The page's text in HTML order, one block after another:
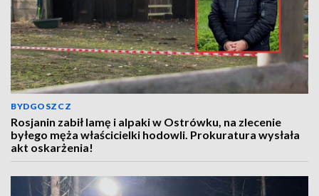
BYDGOSZCZ
Rosjanin zabił lamę i alpaki w Ostrówku, na zlecenie
byłego męża właścicielki hodowli. Prokuratura wysłała
akt oskarżenia!